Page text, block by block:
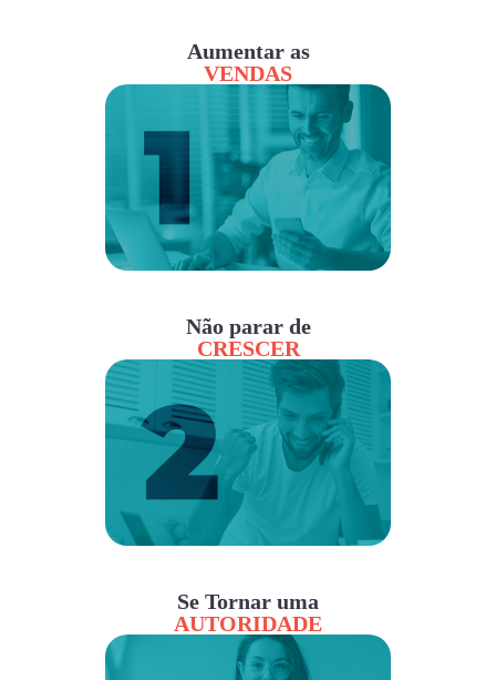
Aumentar as
VENDAS
Não parar de
CRESCER
Se Tornar uma
AUTORIDADE